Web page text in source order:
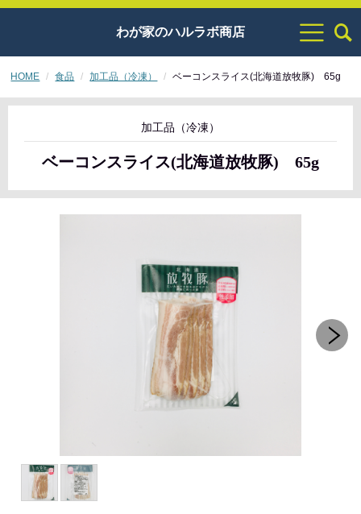
わが家のハルラボ商店
HOME 食品 加工品（冷凍） ベーコンスライス(北海道放牧豚) 65g
加工品（冷凍）
ベーコンスライス(北海道放牧豚) 65g